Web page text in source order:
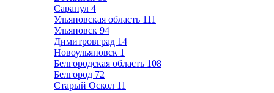
Сарапул 4
Ульяновская область 111
Ульяновск 94
Димитровград 14
Новоульяновск 1
Белгородская область 108
Белгород 72
Старый Оскол 11